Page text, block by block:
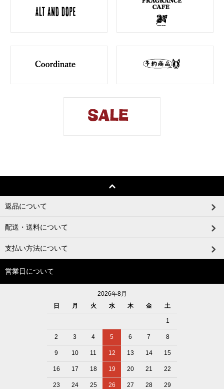
返品について
配送・送料について
支払い方法について
営業日について
2026年8月
日
月 火 水 木 金 土
1
2 3 4 5 6 7 8
9 10 11 12 13 14 15
16 17 18 19 20 21 22
23 24 25 26 27 28 29